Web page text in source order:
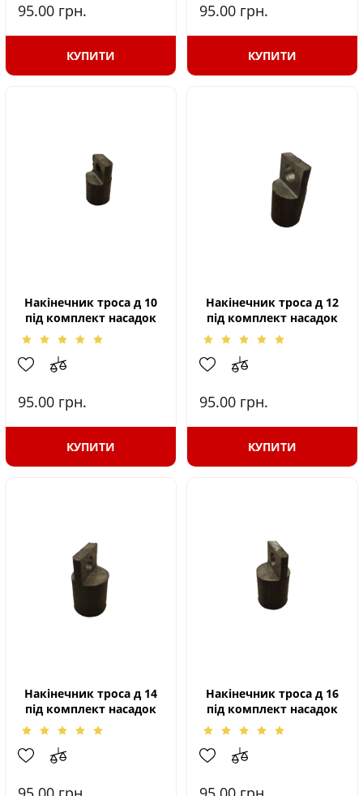
95.00 грн.
КУПИТИ
95.00 грн.
КУПИТИ
Накінечник троса д 10
під комплект насадок
95.00 грн.
КУПИТИ
Накінечник троса д 12
під комплект насадок
95.00 грн.
КУПИТИ
Накінечник троса д 14
під комплект насадок
Накінечник троса д 16
під комплект насадок